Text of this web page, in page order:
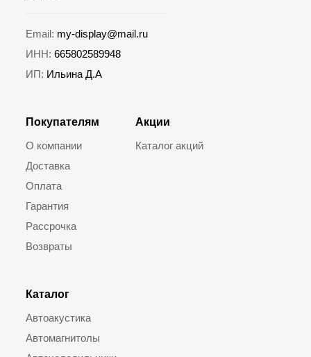
Покупателям
О компании
Доставка
Оплата
Гарантия
Рассрочка
Возвраты
Каталог
Автоакустика
Автомагнитолы
Акции
Каталог акций
Email: my-display@mail.ru
ИНН: 665802589948
ИП: Ильина Д.А